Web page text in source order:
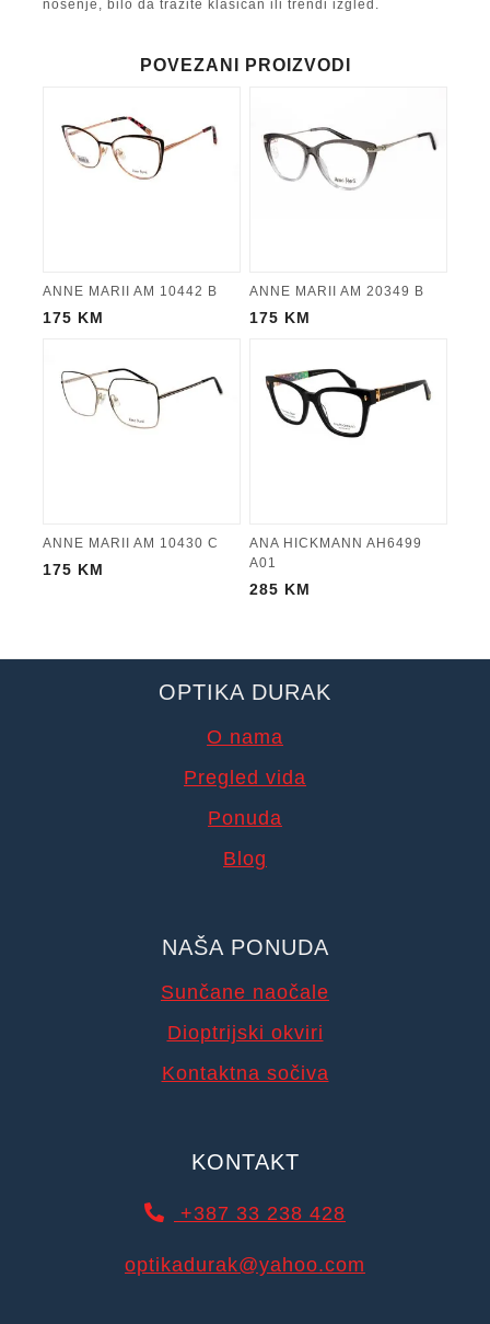
nošenje, bilo da tražite klasičan ili trendi izgled.
POVEZANI PROIZVODI
ANNE MARII AM 10442 B
175 KM
ANNE MARII AM 20349 B
175 KM
ANNE MARII AM 10430 C
175 KM
ANA HICKMANN AH6499
A01
285 KM
OPTIKA DURAK
O nama
Pregled vida
Ponuda
Blog
NAŠA PONUDA
Sunčane naočale
Dioptrijski okviri
Kontaktna sočiva
KONTAKT
+387 33 238 428
optikadurak@yahoo.com